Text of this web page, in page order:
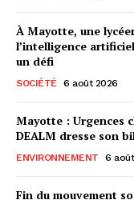
À Mayotte, une
l’intelligence
un défi
SOCIÉTÉ 6 août 2026
Mayotte : Urgences
DEALM dresse son
ENVIRONNEMENT 6
Fin du mouvement